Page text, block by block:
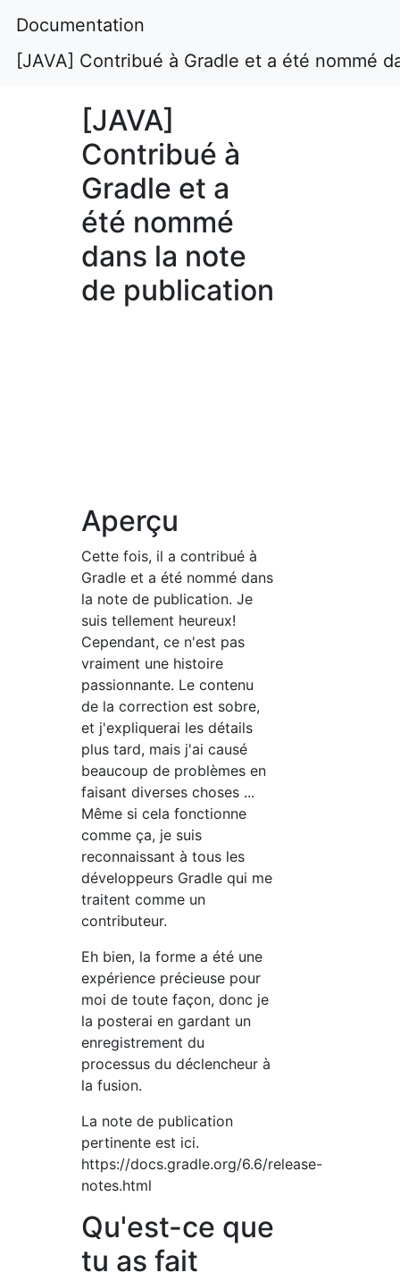
Documentation
[JAVA] Contribué à Gradle et a été nommé
[JAVA]
Contribué à
Gradle et a
été nommé
dans la note
de publication
Aperçu
Cette fois, il a contribué à
Gradle et a été nommé dans
la note de publication. Je
suis tellement heureux!
Cependant, ce n'est pas
vraiment une histoire
passionnante. Le contenu
de la correction est sobre,
et j'expliquerai les détails
plus tard, mais j'ai causé
beaucoup de problèmes en
faisant diverses choses ...
Même si cela fonctionne
comme ça, je suis
reconnaissant à tous les
développeurs Gradle qui me
traitent comme un
contributeur.
Eh bien, la forme a été une
expérience précieuse pour
moi de toute façon, donc je
la posterai en gardant un
enregistrement du
processus du déclencheur à
la fusion.
La note de publication
pertinente est ici.
https://docs.gradle.org/6.6/release-
notes.html
Qu'est-ce que
tu as fait